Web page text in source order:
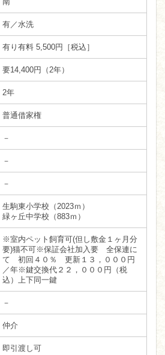
有／水洗
有り有料 5,500円［税込］
要14,400円（2年）
2年
普通借家権
－
－
－
生駒東小学校（2023ｍ）
緑ヶ丘中学校（883ｍ）
※室内ペット飼育可(但し敷金１ヶ月分
要)猫不可※保証会社加入要 全保連に
て 初回４０％ 更新１３，０００円
／年※鍵交換代２２，０００円（税
込）上下同一鍵
－
仲介
即引渡し可